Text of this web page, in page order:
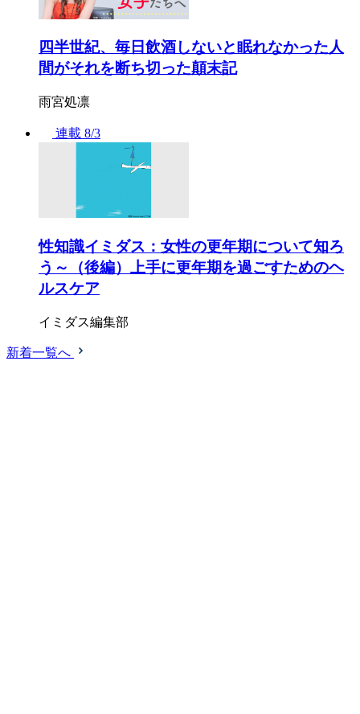
四半世紀、毎日飲酒しないと眠れなかった人
間がそれを断ち切った顛末記
雨宮処凛
連載 8/3
性知識イミダス：女性の更年期について知ろ
う～（後編）上手に更年期を過ごすためのヘ
ルスケア
イミダス編集部
新着一覧へ